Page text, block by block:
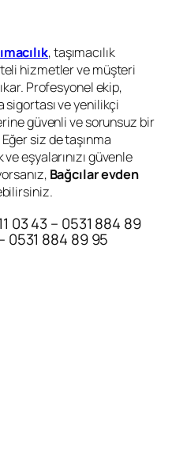
, taşımacılık
hizmetler ve müşteri
Profesyonel ekip,
sigortası ve yenilikçi
güvenli ve sorunsuz bir
siz de taşınma
eşyalarınızı güvenle
Bağcılar evden
03 43 – 0531 884 89
0531 884 89 95